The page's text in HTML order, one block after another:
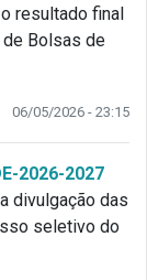
resultado final
Bolsas de
06/05/2026 - 23:15
2026-2027
divulgação das
seletivo do